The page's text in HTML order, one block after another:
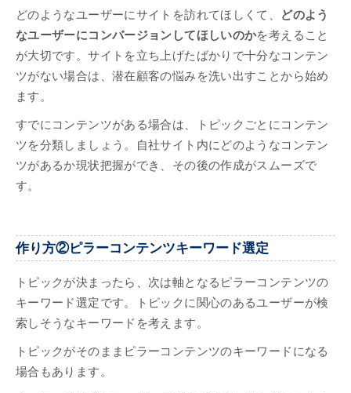
どのようなユーザーにサイトを訪れてほしくて、
どのよう
なユーザーにコンバージョンしてほしいのかを考えること
が大切です。サイトを立ち上げたばかりで十分なコンテン
ツがない場合は、潜在顧客の悩みを洗い出すことから始め
ます。
すでにコンテンツがある場合は、トピックごとにコンテン
ツを分類しましょう。自社サイト内にどのようなコンテン
ツがあるか現状把握ができ、その後の作成がスムーズで
す。
作り方②ピラーコンテンツキーワード選定
トピックが決まったら、次は軸となるピラーコンテンツの
キーワード選定です。トピックに関心のあるユーザーが検
索しそうなキーワードを考えます。
トピックがそのままピラーコンテンツのキーワードになる
場合もあります。